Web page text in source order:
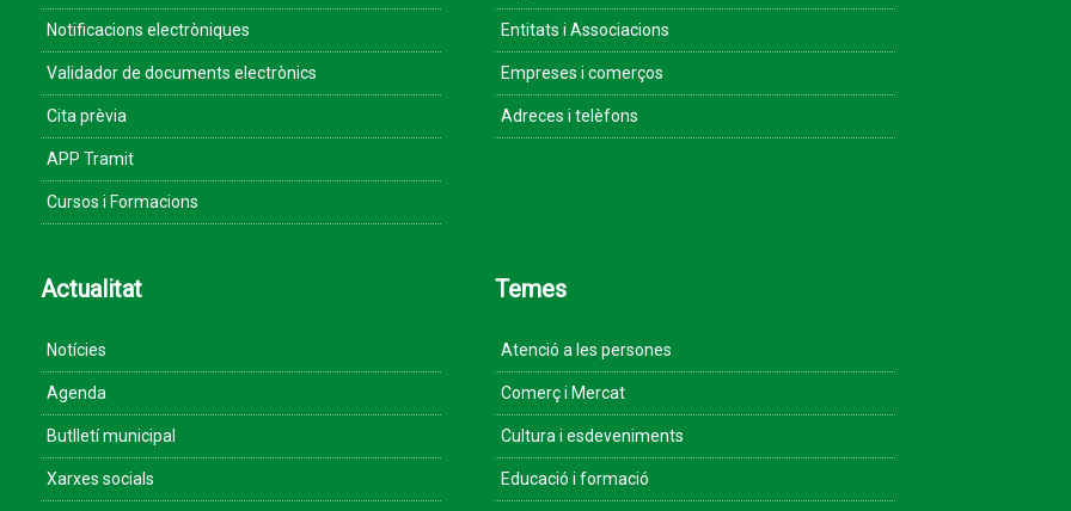
Notificacions electròniques
Validador de documents electrònics
Cita prèvia
APP Tramit
Cursos i Formacions
Entitats i Associacions
Empreses i comerços
Adreces i telèfons
Actualitat
Notícies
Agenda
Butlletí municipal
Xarxes socials
Temes
Atenció a les persones
Comerç i Mercat
Cultura i esdeveniments
Educació i formació